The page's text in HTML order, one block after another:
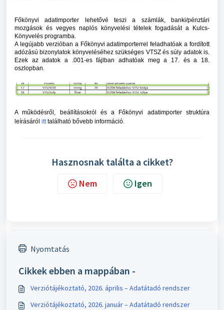
Főkönyvi adatimporter lehetővé teszi a számlák, banki/pénztári
mozgások és vegyes naplós könyvelési tételek fogadását a Kulcs-
Könyvelés programba.
A legújabb verzióban a Főkönyvi adatimporterrel feladhatóak a fordított
adózású bizonylatok könyveléséhez szükséges VTSZ és súly adatok is.
Ezek az adatok a .001-es fájlban adhatóak meg a 17. és a 18.
oszlopban.
A működésről, beállításokról és a Főkönyvi adatimporter struktúra
leírásáról itt található bővebb információ.
Hasznosnak találta a cikket?
Nem Igen
Nyomtatás
Cikkek ebben a mappában -
Verziótájékoztató, 2026. április – Adatátadó rendszer
Verziótájékoztató, 2026. január – Adatátadó rendszer